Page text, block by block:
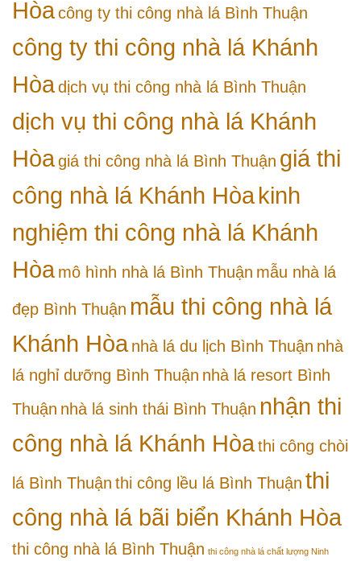
Hòa công ty thi công nhà lá Bình Thuận
công ty thi công nhà lá Khánh
Hòa dịch vụ thi công nhà lá Bình Thuận
dịch vụ thi công nhà lá Khánh
Hòa giá thi công nhà lá Bình Thuận giá thi
công nhà lá Khánh Hòa kinh
nghiệm thi công nhà lá Khánh
Hòa mô hình nhà lá Bình Thuận mẫu nhà lá
đẹp Bình Thuận mẫu thi công nhà lá
Khánh Hòa nhà lá du lịch Bình Thuận nhà
lá nghỉ dưỡng Bình Thuận nhà lá resort Bình
Thuận nhà lá sinh thái Bình Thuận nhận thi
công nhà lá Khánh Hòa thi công chòi
lá Bình Thuận thi công lều lá Bình Thuận thi
công nhà lá bãi biển Khánh Hòa
thi công nhà lá Bình Thuận thi công nhà lá chất lượng Ninh